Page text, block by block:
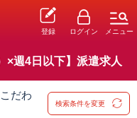
登録 ログイン メニュー
×週4日以下】派遣求人
だわ
検索条件を変更